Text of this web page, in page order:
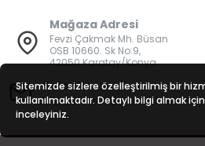
Mağaza Adresi
Fevzi Çakmak Mh. Büsan
OSB 10660. Sk No:9,
42050 Karatay/Konya
E-Posta
bilgi@vatanisguvenligi.com
Sitemizde sizlere özelleştirilmiş bir
kullanılmaktadır. Detaylı bilgi almak için
inceleyiniz.